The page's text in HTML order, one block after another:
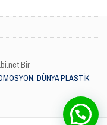
Bir
DÜNYA PLASTİK